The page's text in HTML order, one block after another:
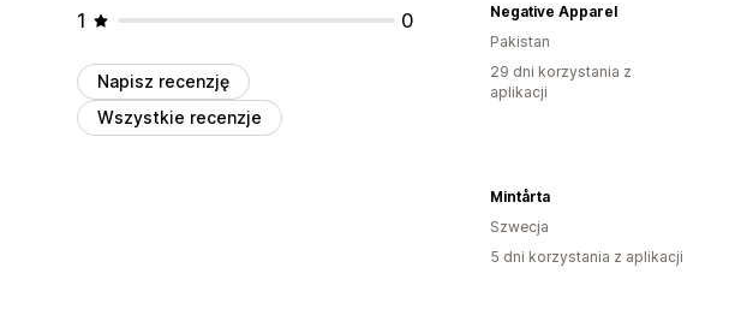
1
0
Napisz recenzję
Wszystkie recenzje
Negative Apparel
Pakistan
29 dni korzystania z
aplikacji
Mintårta
Szwecja
5 dni korzystania z aplikacji